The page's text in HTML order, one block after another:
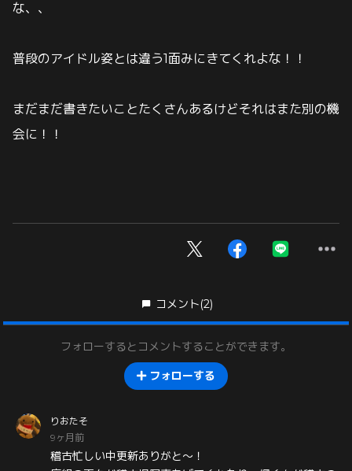
な、、
普段のアイドル姿とは違う1面みにきてくれよな！！
まだまだ書きたいことたくさんあるけどそれはまた別の機
会に！！
コメント(2)
フォローするとコメントすることができます。
フォローする
りおたそ
9ヶ月前
稽古忙しい中更新ありがと〜！